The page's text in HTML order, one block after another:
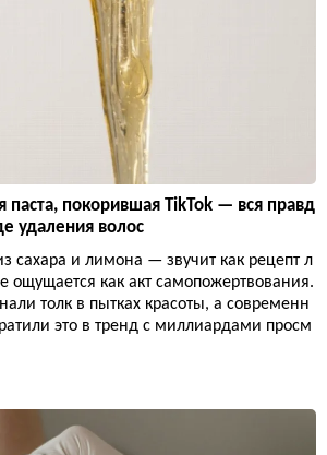
паста, покорившая TikTok — вся правд
удаления волос
сахара и лимона — звучит как рецепт л
ощущается как акт самопожертвования.
толк в пытках красоты, а современн
это в тренд с миллиардами просм